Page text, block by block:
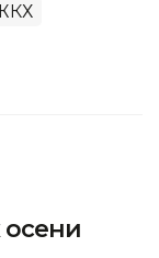
осени